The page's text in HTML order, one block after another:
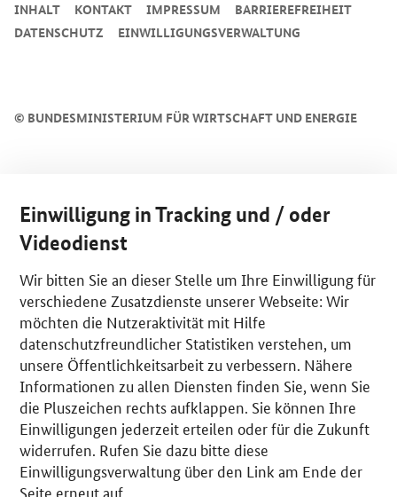
© BUNDESMINISTERIUM FÜR WIRTSCHAFT UND ENERGIE
INHALT KONTAKT IMPRESSUM
BARRIEREFREIHEIT
DATENSCHUTZ
EINWILLIGUNGSVERWALTUNG
Einwilligung in Tracking und / oder
Videodienst
Wir bitten Sie an dieser Stelle um Ihre Einwilligung für
verschiedene Zusatzdienste unserer Webseite: Wir
möchten die Nutzeraktivität mit Hilfe
datenschutzfreundlicher Statistiken verstehen, um
unsere Öffentlichkeitsarbeit zu verbessern. Nähere
Informationen zu allen Diensten finden Sie, wenn Sie
die Pluszeichen rechts aufklappen. Sie können Ihre
Einwilligungen jederzeit erteilen oder für die Zukunft
widerrufen. Rufen Sie dazu bitte diese
Einwilligungsverwaltung über den Link am Ende der
Seite erneut auf.